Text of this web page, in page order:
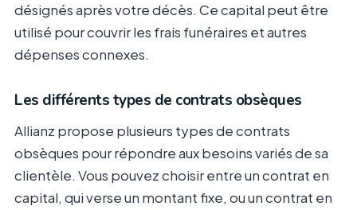
désignés après votre décès. Ce capital peut être
utilisé pour couvrir les frais funéraires et autres
dépenses connexes.
Les différents types de contrats obsèques
Allianz propose plusieurs types de contrats
obsèques pour répondre aux besoins variés de sa
clientèle. Vous pouvez choisir entre un contrat en
capital, qui verse un montant fixe, ou un contrat en